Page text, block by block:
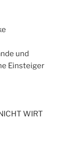
und
Einsteiger
WIRT